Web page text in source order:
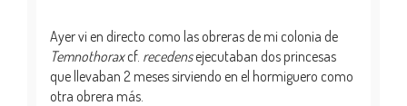
Ayer vi en directo como las obreras de mi colonia de
Temnothoraxcf. recedensejecutaban dos princesas
que llevaban 2 meses sirviendo en el hormiguero como
otra obrera más.